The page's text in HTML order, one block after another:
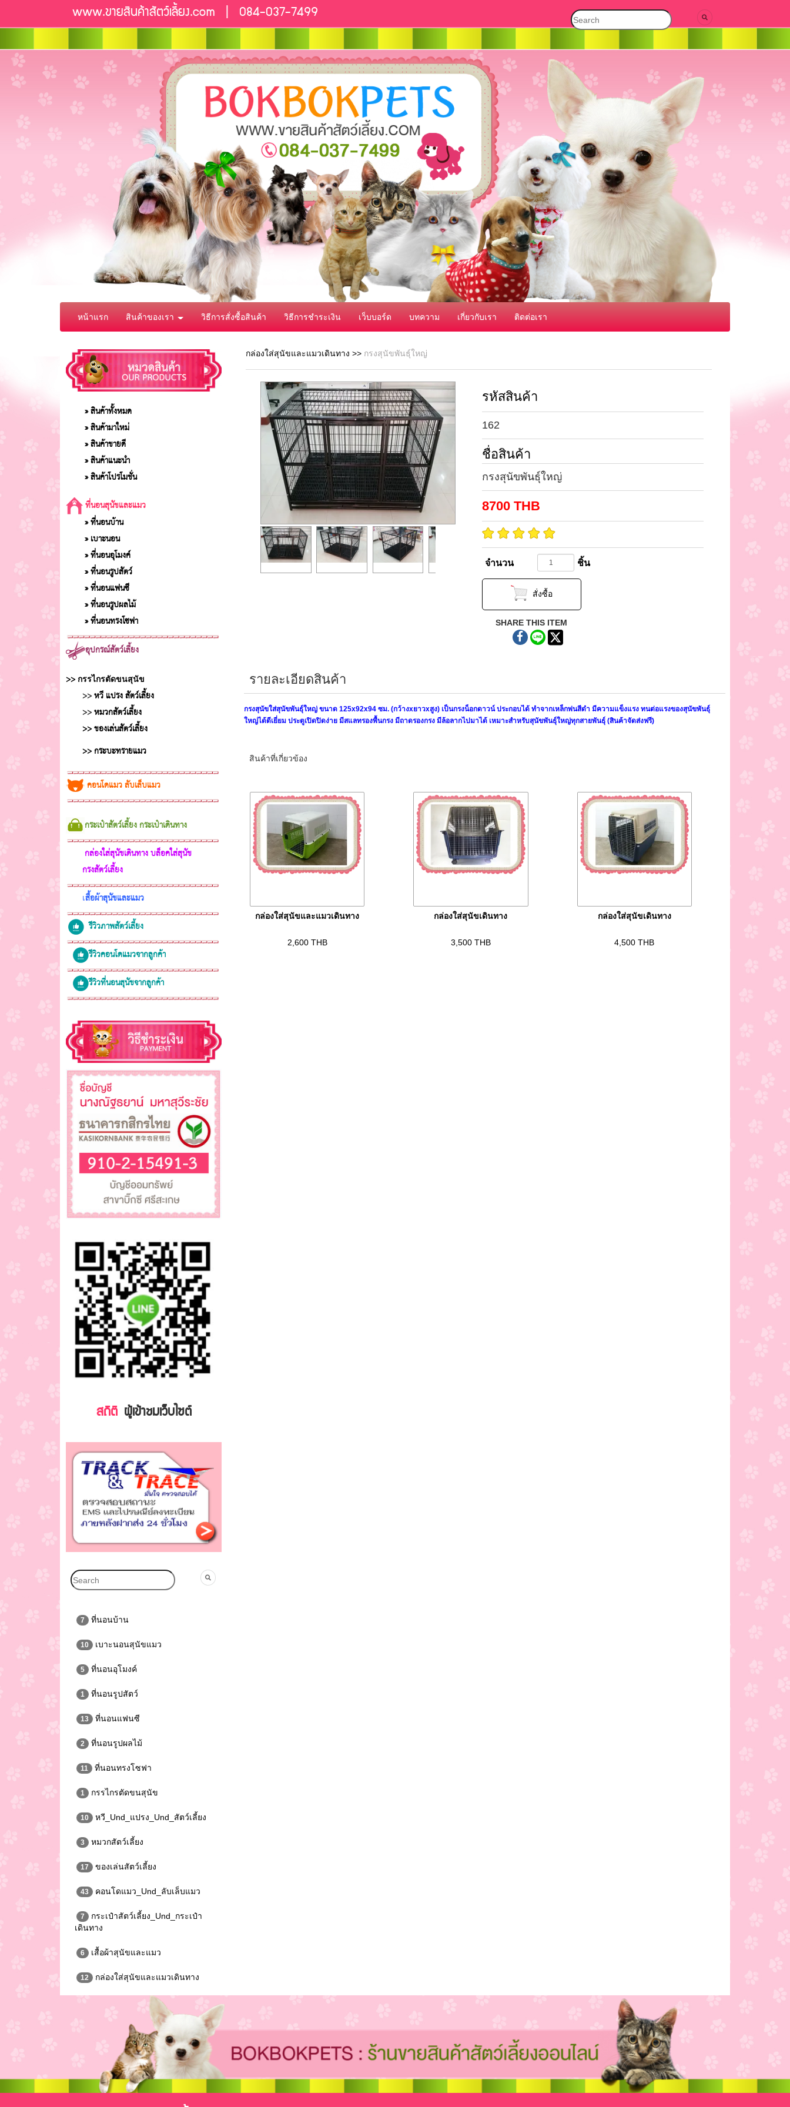
หน้าแรก สินค้าของเรา วิธีการสั่งซื้อสินค้า วิธีการชำระเงิน เว็บบอร์ด บทความ เกี่ยวกับเรา ติดต่อเรา
www.ขายสินค้าสัตว์เลี้ยง.com | 084-037-7499
» สินค้าทั้งหมด
» สินค้ามาใหม่
» สินค้าขายดี
» สินค้าแนะนำ
» สินค้าโปรโมชั่น
ที่นอนสุนัขและแมว
» ที่นอนบ้าน
» เบาะนอน
» ที่นอนอุโมงค์
» ที่นอนรูปสัตว์
» ที่นอนแฟนซี
» ที่นอนรูปผลไม้
» ที่นอนทรงโซฟา
อุปกรณ์สัตว์เลี้ยง
>>กรรไกรตัดขนสุนัข
>>หวี แปรง สัตว์เลี้ยง
>>หมวกสัตว์เลี้ยง
>> ของเล่นสัตว์เลี้ยง
>> กระบะทรายแมว
คอนโดแมว ลับเล็บแมว
กระเป๋าสัตว์เลี้ยง กระเป๋าเดินทาง
กล่องใส่สุนัขเดินทาง บล็อคใส่สุนัข
กรงสัตว์เลี้ยง
เสื้อผ้าสุนัขและแมว
รีวิวภาพสัตว์เลี้ยง
รีวิวคอนโดแมวจากลูกค้า
รีวิวที่นอนสุนัขจากลูกค้า
สถิติผู้เข้าชมเว็บไซต์
7 ที่นอนบ้าน
10 เบาะนอนสุนัขแมว
5 ที่นอนอุโมงค์
1 ที่นอนรูปสัตว์
13 ที่นอนแฟนซี
2 ที่นอนรูปผลไม้
11 ที่นอนทรงโซฟา
1 กรรไกรตัดขนสุนัข
10 หวี_Und_แปรง_Und_สัตว์เลี้ยง
3 หมวกสัตว์เลี้ยง
17 ของเล่นสัตว์เลี้ยง
43 คอนโดแมว_Und_ลับเล็บแมว
7
กระเป๋าสัตว์เลี้ยง_Und_กระเป๋า
เดินทาง
6 เสื้อผ้าสุนัขและแมว
12 กล่องใส่สุนัขและแมวเดินทาง
กล่องใส่สุนัขและแมวเดินทาง >> กรงสุนัขพันธุ์ใหญ่
รหัสสินค้า
162
ชื่อสินค้า
กรงสุนัขพันธุ์ใหญ่
8700 THB
จำนวน ชิ้น
สั่งซื้อ
SHARE THIS ITEM
รายละเอียดสินค้า
กรงสุนัขใส่สุนัขพันธุ์ใหญ่ ขนาด 125x92x94 ซม. (กว้างxยาวxสูง) เป็นกรงน็อกดาวน์ ประกอบได้ ทำจากเหล็กพ่นสีดำ มีความแข็งแรง ทนต่อแรงของสุนัขพันธุ์
ใหญ่ได้ดีเยี่ยม ประตูเปิดปิดง่าย มีสแลทรองพื้นกรง มีถาดรองกรง มีล้อลากไปมาได้ เหมาะสำหรับสุนัขพันธุ์ใหญ่ทุกสายพันธุ์ (สินค้าจัดส่งฟรี)
สินค้าที่เกี่ยวข้อง
กล่องใส่สุนัขและแมวเดินทาง
2,600 THB
กล่องใส่สุนัขเดินทาง
3,500 THB
กล่องใส่สุนัขเดินทาง
4,500 THB